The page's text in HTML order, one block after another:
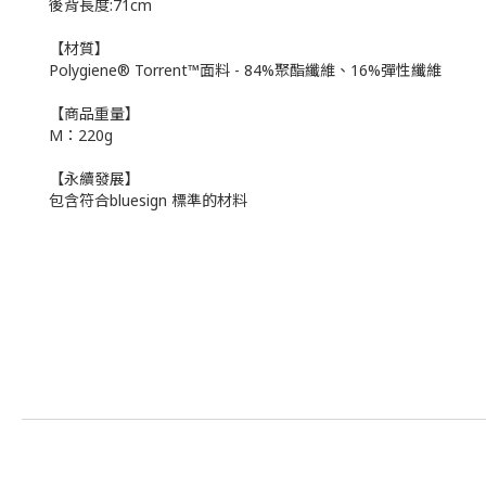
後背長度:71cm
【材質】
Polygiene® Torrent™面料 - 84%聚酯纖維、16%彈性纖維
【商品重量】
M：220g
【永續發展】
包含符合bluesign 標準的材料